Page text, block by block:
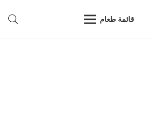
قائمة طعام